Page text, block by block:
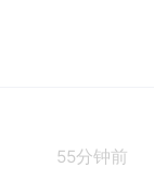
55分钟前